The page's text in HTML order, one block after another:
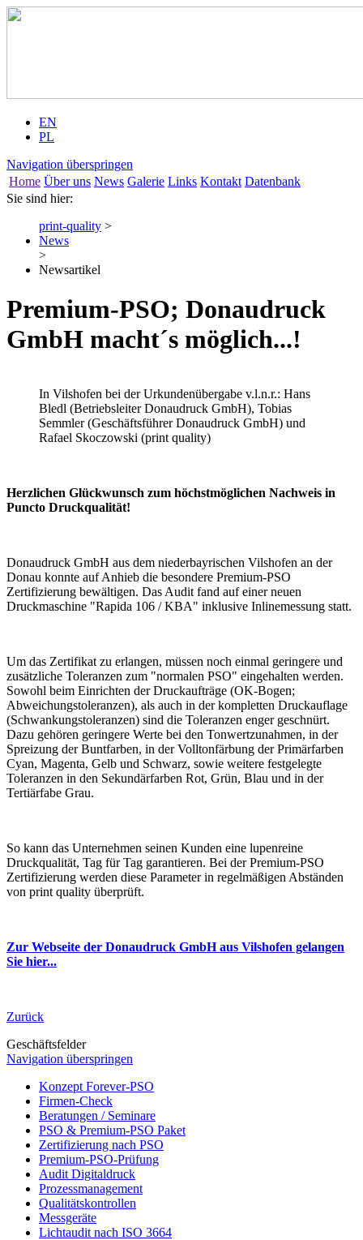
EN
PL
Navigation überspringen
Home Über uns News Galerie Links Kontakt Datenbank
Sie sind hier:
print-quality >
News
>
Newsartikel
Premium-PSO; Donaudruck
GmbH macht´s möglich...!
In Vilshofen bei der Urkundenübergabe v.l.n.r.: Hans
Bledl (Betriebsleiter Donaudruck GmbH), Tobias
Semmler (Geschäftsführer Donaudruck GmbH) und
Rafael Skoczowski (print quality)
Herzlichen Glückwunsch zum höchstmöglichen Nachweis in
Puncto Druckqualität!
Donaudruck GmbH aus dem niederbayrischen Vilshofen an der
Donau konnte auf Anhieb die besondere Premium-PSO
Zertifizierung bewältigen. Das Audit fand auf einer neuen
Druckmaschine "Rapida 106 / KBA" inklusive Inlinemessung statt.
Um das Zertifikat zu erlangen, müssen noch einmal geringere und
zusätzliche Toleranzen zum "normalen PSO" eingehalten werden.
Sowohl beim Einrichten der Druckaufträge (OK-Bogen;
Abweichungstoleranzen), als auch in der kompletten Druckauflage
(Schwankungstoleranzen) sind die Toleranzen enger geschnürt.
Dazu gehören geringere Werte bei den Tonwertzunahmen, in der
Spreizung der Buntfarben, in der Volltonfärbung der Primärfarben
Cyan, Magenta, Gelb und Schwarz, sowie weitere festgelegte
Toleranzen in den Sekundärfarben Rot, Grün, Blau und in der
Tertiärfabe Grau.
So kann das Unternehmen seinen Kunden eine lupenreine
Druckqualität, Tag für Tag garantieren. Bei der Premium-PSO
Zertifizierung werden diese Parameter in regelmäßigen Abständen
von print quality überprüft.
Zur Webseite der Donaudruck GmbH aus Vilshofen gelangen
Sie hier...
Zurück
Geschäftsfelder
Navigation überspringen
Konzept Forever-PSO
Firmen-Check
Beratungen / Seminare
PSO & Premium-PSO Paket
Zertifizierung nach PSO
Premium-PSO-Prüfung
Audit Digitaldruck
Prozessmanagement
Qualitätskontrollen
Messgeräte
Lichtaudit nach ISO 3664